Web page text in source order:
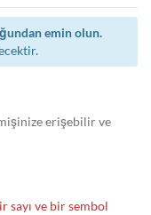
emin olun.
erişebilir ve
sayı ve bir sembol